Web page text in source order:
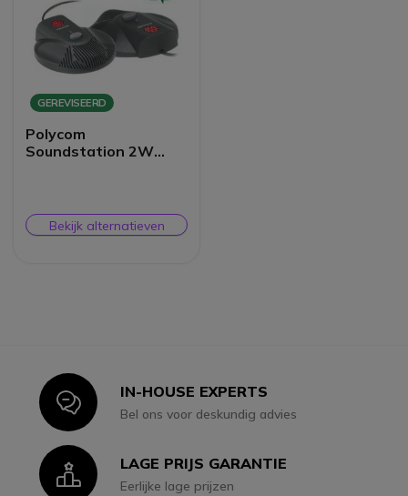
GEREVISEERD
Polycom
Soundstation 2W
Bekijk alternatieven
IconIN-HOUSE EXPERTS
Bel ons voor deskundig advies
IconLAGE PRIJS GARANTIE
Eerlijke lage prijzen